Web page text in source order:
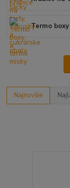
Termo
Najnovšie